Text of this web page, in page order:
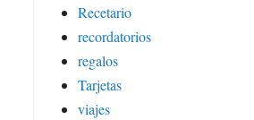
Recetario
recordatorios
regalos
Tarjetas
viajes